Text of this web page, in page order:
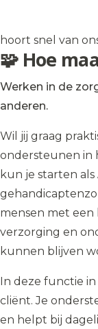
hoort snel van
🧩 Hoe
Werken in de
anderen.
Wil jij graag
ondersteunen in
kun je starten
mensen met een
verzorging en
kunnen blijven
In deze functie in
cliënt. Je
en helpt bij